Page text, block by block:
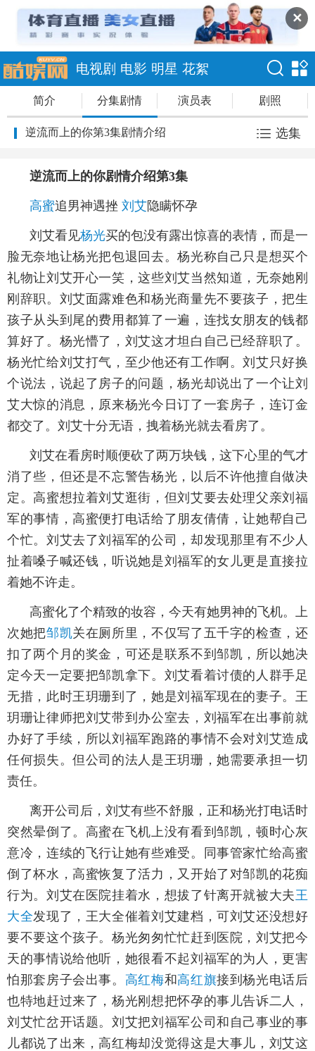
✕
电视剧 电影 明星 花絮
简介 分集剧情 演员表 剧照
逆流而上的你第3集剧情介绍 选集
逆流而上的你剧情介绍第3集
高蜜追男神遇挫 刘艾隐瞒怀孕
刘艾看见杨光买的包没有露出惊喜的表情，而是一
脸无奈地让杨光把包退回去。杨光称自己只是想买个
礼物让刘艾开心一笑，这些刘艾当然知道，无奈她刚
刚辞职。刘艾面露难色和杨光商量先不要孩子，把生
孩子从头到尾的费用都算了一遍，连找女朋友的钱都
算好了。杨光懵了，刘艾这才坦白自己已经辞职了。
杨光忙给刘艾打气，至少他还有工作啊。刘艾只好换
个说法，说起了房子的问题，杨光却说出了一个让刘
艾大惊的消息，原来杨光今日订了一套房子，连订金
都交了。刘艾十分无语，拽着杨光就去看房了。
刘艾在看房时顺便砍了两万块钱，这下心里的气才
消了些，但还是不忘警告杨光，以后不许他擅自做决
定。高蜜想拉着刘艾逛街，但刘艾要去处理父亲刘福
军的事情，高蜜便打电话给了朋友倩倩，让她帮自己
个忙。刘艾去了刘福军的公司，却发现那里有不少人
扯着嗓子喊还钱，听说她是刘福军的女儿更是直接拉
着她不许走。
高蜜化了个精致的妆容，今天有她男神的飞机。上
次她把邹凯关在厕所里，不仅写了五千字的检查，还
扣了两个月的奖金，可还是联系不到邹凯，所以她决
定今天一定要把邹凯拿下。刘艾看着讨债的人群手足
无措，此时王玥珊到了，她是刘福军现在的妻子。王
玥珊让律师把刘艾带到办公室去，刘福军在出事前就
办好了手续，所以刘福军跑路的事情不会对刘艾造成
任何损失。但公司的法人是王玥珊，她需要承担一切
责任。
离开公司后，刘艾有些不舒服，正和杨光打电话时
突然晕倒了。高蜜在飞机上没有看到邹凯，顿时心灰
意冷，连续的飞行让她有些难受。同事管家忙给高蜜
倒了杯水，高蜜恢复了活力，又开始了对邹凯的花痴
行为。刘艾在医院挂着水，想拔了针离开就被大夫王
大全发现了，王大全催着刘艾建档，可刘艾还没想好
要不要这个孩子。杨光匆匆忙忙赶到医院，刘艾把今
天的事情说给他听，她很看不起刘福军的为人，更害
怕那套房子会出事。 高红梅和高红旗接到杨光电话后
也特地赶过来了，杨光刚想把怀孕的事儿告诉二人，
刘艾忙岔开话题。刘艾把刘福军公司和自己事业的事
儿都说了出来，高红梅却没觉得这是大事儿，刘艾这